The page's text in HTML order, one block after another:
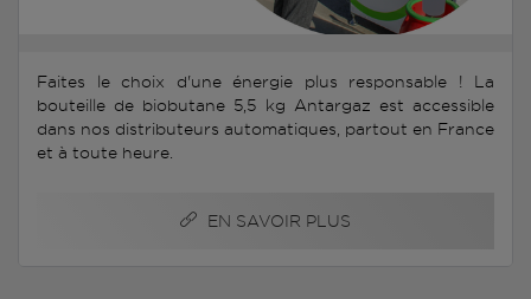
Faites le choix d'une énergie plus responsable ! La
bouteille de biobutane 5,5 kg Antargaz est accessible
dans nos distributeurs automatiques, partout en France
et à toute heure.
EN SAVOIR PLUS